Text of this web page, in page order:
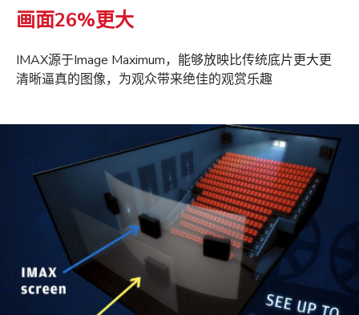
画面26%更大
IMAX源于Image Maximum，能够放映比传统底片更大更
清晰逼真的图像，为观众带来绝佳的观赏乐趣